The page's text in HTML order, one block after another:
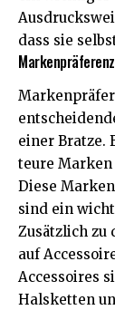
dass sie
einer Bratze.
teure Marken
Diese
sind ein
Zusätzlich zu
auf
Accessoires
Halsketten